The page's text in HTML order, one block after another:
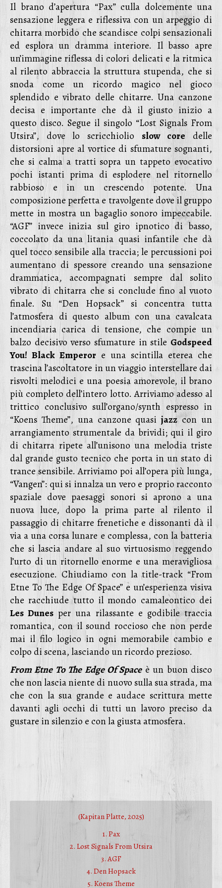
Il brano d’apertura “Pax” culla dolcemente una
sensazione leggera e riflessiva con un arpeggio di
chitarra morbido che scandisce colpi sensazionali
ed esplora un dramma interiore. Il basso apre
un’immagine riflessa di colori delicati e la ritmica
al rilento abbraccia la struttura stupenda, che si
snoda come un ricordo magico nel gioco
splendido e vibrato delle chitarre. Una canzone
decisa e importante che dà il giusto inizio a
questo disco. Segue il singolo “Lost Signals From
Utsira”, dove lo scricchiolio slow core delle
distorsioni apre al vortice di sfumature sognanti,
che si calma a tratti sopra un tappeto evocativo
pochi istanti prima di esplodere nel ritornello
rabbioso e in un crescendo potente. Una
composizione perfetta e travolgente dove il gruppo
mette in mostra un bagaglio sonoro impeccabile.
“AGF” invece inizia sul giro ipnotico di basso,
coccolato da una litania quasi infantile che dà
quel tocco sensibile alla traccia; le percussioni poi
aumentano di spessore creando una sensazione
drammatica, accompagnati sempre dal solito
vibrato di chitarra che si conclude fino al vuoto
finale. Su “Den Hopsack” si concentra tutta
l’atmosfera di questo album con una cavalcata
incendiaria carica di tensione, che compie un
balzo decisivo verso sfumature in stile Godspeed
You! Black Emperor e una scintilla eterea che
trascina l’ascoltatore in un viaggio interstellare dai
risvolti melodici e una poesia amorevole, il brano
più completo dell’intero lotto. Arriviamo adesso al
trittico conclusivo sull’organo/synth espresso in
“Koens Theme”, una canzone quasijazzcon un
arrangiamento strumentale da brividi; qui il giro
di chitarra ripete all’unisono una melodia triste
dal grande gusto tecnico che porta in un stato di
trance sensibile. Arriviamo poi all’opera più lunga,
“Vangen”: qui si innalza un vero e proprio racconto
spaziale dove paesaggi sonori si aprono a una
nuova luce, dopo la prima parte al rilento il
passaggio di chitarre frenetiche e dissonanti dà il
via a una corsa lunare e complessa, con la batteria
che si lascia andare al suo virtuosismo reggendo
l’urto di un ritornello enorme e una meravigliosa
esecuzione. Chiudiamo con la title-track “From
Etne To The Edge Of Space” e un’esperienza visiva
che racchiude tutto il mondo camaleontico dei
Les Dunes per una rilassante e godibile traccia
romantica, con il sound roccioso che non perde
mai il filo logico in ogni memorabile cambio e
colpo di scena, lasciando un ricordo prezioso.
From Etne To The Edge Of Spaceè un buon disco
che non lascia niente di nuovo sulla sua strada, ma
che con la sua grande e audace scrittura mette
davanti agli occhi di tutti un lavoro preciso da
gustare in silenzio e con la giusta atmosfera.
(Kapitan Platte, 2025)
1. Pax
2. Lost Signals From Utsira
3. AGF
4. Den Hopsack
5. Koens Theme